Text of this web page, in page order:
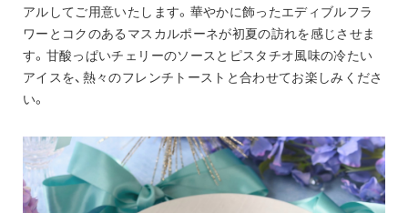
アルしてご用意いたします。華やかに飾ったエディブルフラ
ワーとコクのあるマスカルポーネが初夏の訪れを感じさせま
す。甘酸っぱいチェリーのソースとピスタチオ風味の冷たい
アイスを、熱々のフレンチトーストと合わせてお楽しみくださ
い。